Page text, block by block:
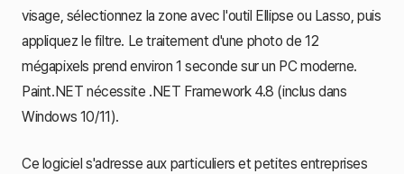
visage, sélectionnez la zone avec l'outil Ellipse ou Lasso, puis
appliquez le filtre. Le traitement d'une photo de 12
mégapixels prend environ 1 seconde sur un PC moderne.
Paint.NET nécessite .NET Framework 4.8 (inclus dans
Windows 10/11).
Ce logiciel s'adresse aux particuliers et petites entreprises